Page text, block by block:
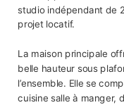
studio indépendant de
projet locatif.
La maison principale
belle hauteur sous
l’ensemble. Elle se
cuisine salle à manger,